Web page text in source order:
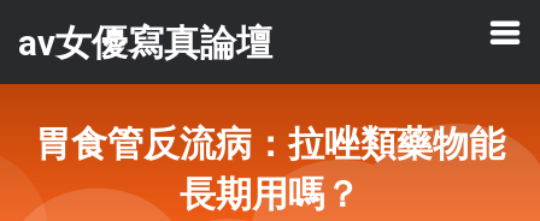
av女優寫真論壇
胃食管反流病：拉唑類藥物能
長期用嗎？